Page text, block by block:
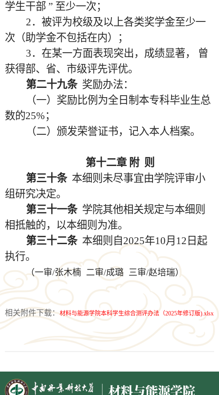
学生干部 ” 至少一次；
2．被评为校级及以上各类奖学金至少一
次（助学金不包括在内）；
3．在某一方面表现突出，成绩显著， 曾
获得部、省、市级评先评优。
第二十九条 奖励办法：
（一）奖励比例为全日制本专科毕业生总
数的25%；
（二）颁发荣誉证书，记入本人档案。
第十二章 附 则
第三十条 本细则未尽事宜由学院评审小
组研究决定。
第三十一条 学院其他相关规定与本细则
相抵触的，以本细则为准。
第三十二条 本细则自2025年10月12日起
执行。
（一审/张木楠 二审/成璐 三审/赵培瑞）
相关附件下载：材料与能源学院本科学生综合测评办法（2025年修订版).xlsx